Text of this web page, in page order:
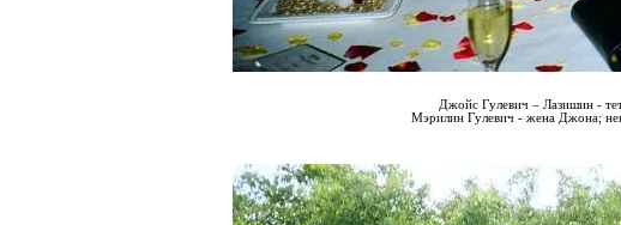
Джойс Гулевич – Лазишин -
Мэрилин Гулевич - жена Джона;